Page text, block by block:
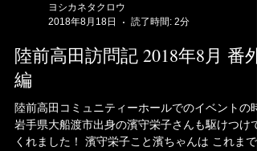
2018年8月18日
読了時間: 2分
陸前高田訪問記 2018年8月 番外
編
陸前高田コミュニティーホールでのイベントの時